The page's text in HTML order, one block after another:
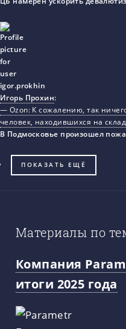
Игорь Прохин:
— Ozon: К сожалению, так
человек, находившихся на
В Подмосковье произошел
ПОКАЗАТЬ ЕЩЁ
Материалы по
Компания
итоги 2025 года